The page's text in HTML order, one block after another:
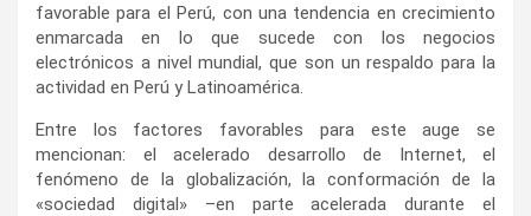
favorable para el Perú, con una tendencia en crecimiento
enmarcada en lo que sucede con los negocios
electrónicos a nivel mundial, que son un respaldo para la
actividad en Perú y Latinoamérica.
Entre los factores favorables para este auge se
mencionan: el acelerado desarrollo de Internet, el
fenómeno de la globalización, la conformación de la
«sociedad digital» –en parte acelerada durante el